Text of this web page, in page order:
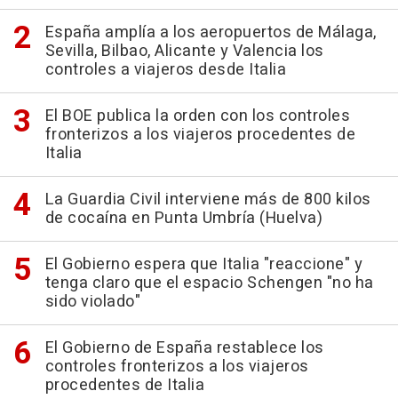
España amplía a los aeropuertos de Málaga,
Sevilla, Bilbao, Alicante y Valencia los
controles a viajeros desde Italia
El BOE publica la orden con los controles
fronterizos a los viajeros procedentes de
Italia
La Guardia Civil interviene más de 800 kilos
de cocaína en Punta Umbría (Huelva)
El Gobierno espera que Italia "reaccione" y
tenga claro que el espacio Schengen "no ha
sido violado"
El Gobierno de España restablece los
controles fronterizos a los viajeros
procedentes de Italia